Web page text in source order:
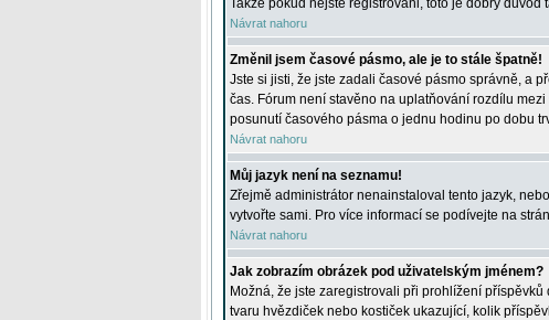
Takže pokud nejste registrováni, toto je dobrý důvod
Návrat nahoru
Změnil jsem časové pásmo, ale je to stále špatně!
Jste si jisti, že jste zadali časové pásmo správně, a
čas. Fórum není stavěno na uplatňování rozdílu
posunutí časového pásma o jednu hodinu po dobu
Návrat nahoru
Můj jazyk není na seznamu!
Zřejmě administrátor nenainstaloval tento jazyk,
vytvořte sami. Pro více informací se podívejte na
Návrat nahoru
Jak zobrazím obrázek pod uživatelským jménem?
Možná, že jste zaregistrovali při prohlížení
tvaru hvězdiček nebo kostiček ukazující, kolik